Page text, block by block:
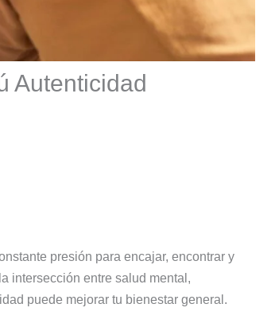
Autenticidad
presión para encajar, encontrar y
intersección entre salud mental,
puede mejorar tu bienestar general.